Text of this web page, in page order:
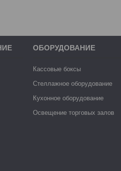
ОБОРУДОВАНИЕ
Кассовые боксы
Стеллажное оборудование
Кухонное оборудование
Освещение торговых залов